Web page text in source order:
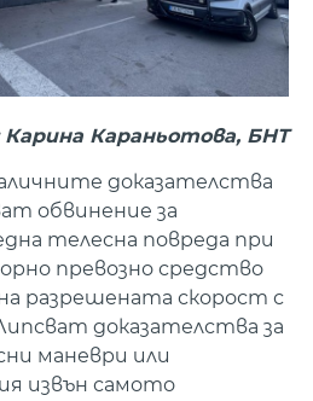
Карина Караньотова, БНТ
доказателства
обвинение за
телесна повреда при
превозно средство
разрешената скорост с
доказателства за
маневри или
извън самото